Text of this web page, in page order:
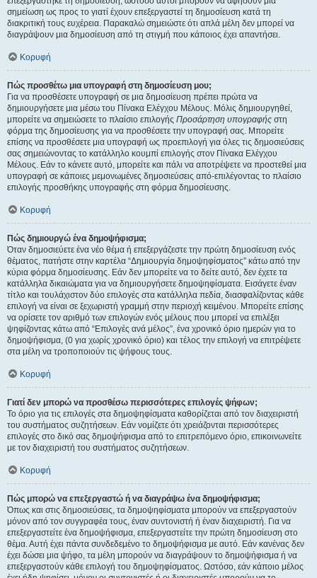
σημείωση ως προς το γιατί έχουν επεξεργαστεί τη δημοσίευση κατά τη
διακριτική τους ευχέρεια. Παρακαλώ σημειώστε ότι απλά μέλη δεν μπορεί να
διαγράψουν μια δημοσίευση από τη στιγμή που κάποιος έχει απαντήσει.
Κορυφή
Πώς προσθέτω μια υπογραφή στη δημοσίευση μου;
Για να προσθέσετε υπογραφή σε μια δημοσίευση πρέπει πρώτα να
δημιουργήσετε μια μέσω του Πίνακα Ελέγχου Μέλους. Μόλις δημιουργηθεί,
μπορείτε να σημειώσετε το πλαίσιο επιλογής Προσάρτηση υπογραφής στη
φόρμα της δημοσίευσης για να προσθέσετε την υπογραφή σας. Μπορείτε
επίσης να προσθέσετε μια υπογραφή ως προεπιλογή για όλες τις δημοσιεύσεις
σας σημειώνοντας το κατάλληλο κουμπί επιλογής στον Πίνακα Ελέγχου
Μέλους. Εάν το κάνετε αυτό, μπορείτε και πάλι να αποτρέψετε να προστεθεί μια
υπογραφή σε κάποιες μεμονωμένες δημοσιεύσεις από-επιλέγοντας το πλαίσιο
επιλογής προσθήκης υπογραφής στη φόρμα δημοσίευσης.
Κορυφή
Πώς δημιουργώ ένα δημοψήφισμα;
Όταν δημοσιεύετε ένα νέο θέμα ή επεξεργάζεστε την πρώτη δημοσίευση ενός
θέματος, πατήστε στην καρτέλα “Δημιουργία δημοψηφίσματος” κάτω από την
κύρια φόρμα δημοσίευσης. Εάν δεν μπορείτε να το δείτε αυτό, δεν έχετε τα
κατάλληλα δικαιώματα για να δημιουργήσετε δημοψηφίσματα. Εισάγετε έναν
τίτλο και τουλάχιστον δύο επιλογές στα κατάλληλα πεδία, διασφαλίζοντας κάθε
επιλογή να είναι σε ξεχωριστή γραμμή στην περιοχή κειμένου. Μπορείτε επίσης
να ορίσετε τον αριθμό των επιλογών ενός μέλους που μπορεί να επιλέξει
ψηφίζοντας κάτω από “Επιλογές ανά μέλος”, ένα χρονικό όριο ημερών για το
δημοψήφισμα, (0 για χωρίς χρονικό όριο) και τέλος την επιλογή να επιτρέψετε
στα μέλη να τροποποιούν τις ψήφους τους.
Κορυφή
Γιατί δεν μπορώ να προσθέσω περισσότερες επιλογές ψήφων;
Το όριο για τις επιλογές στα δημοψηφίσματα καθορίζεται από τον διαχειριστή
του συστήματος συζητήσεων. Εάν νομίζετε ότι χρειάζονται περισσότερες
επιλογές στο δικό σας δημοψήφισμα από το επιτρεπόμενο όριο, επικοινωνείτε
με τον διαχειριστή του συστήματος συζητήσεων.
Κορυφή
Πώς μπορώ να επεξεργαστώ ή να διαγράψω ένα δημοψήφισμα;
Όπως και στις δημοσιεύσεις, τα δημοψηφίσματα μπορούν να επεξεργαστούν
μόνον από τον συγγραφέα τους, έναν συντονιστή ή έναν διαχειριστή. Για να
επεξεργαστείτε ένα δημοψήφισμα, επεξεργαστείτε την πρώτη δημοσίευση στο
θέμα. Αυτή έχει πάντα συνδεδεμένο το δημοψήφισμα με αυτό. Εάν κανένας δεν
έχει δώσει μια ψήφο, τα μέλη μπορούν να διαγράψουν το δημοψήφισμα ή να
επεξεργαστούν κάθε επιλογή του δημοψηφίσματος. Ωστόσο, εάν κάποιο μέλος